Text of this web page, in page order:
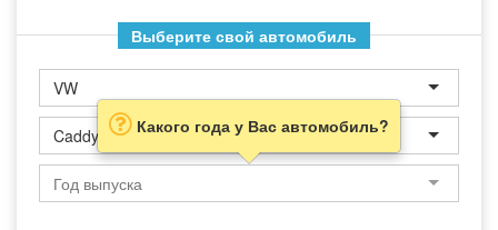
Выберите свой автомобиль
VW
Caddy Какого года у Вас автомобиль?